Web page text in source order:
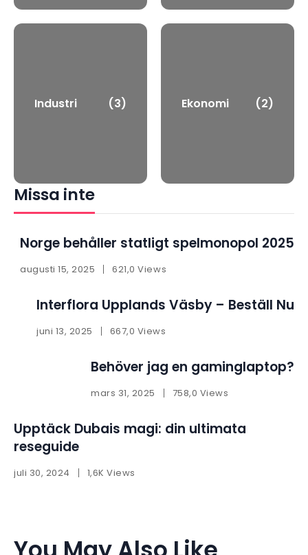
Industri (3) Ekonomi (2)
Missa inte
Norge behåller statligt spelmonopol 2025
augusti 15, 2025 621,0 Views
Interflora Upplands Väsby – Beställ Nu
juni 13, 2025 667,0 Views
Behöver jag en gaminglaptop?
mars 31, 2025 758,0 Views
Upptäck Dubais magi: din ultimata
reseguide
juli 30, 2024 1,6K Views